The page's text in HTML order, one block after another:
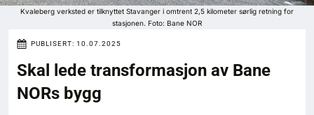
Bygg
Arkitektur
Bærekraft
Kvaleberg verksted er tilknyttet Stavanger i omtrent 2,5 kilometer sørlig retning for
stasjonen. Foto: Bane NOR
PUBLISERT: 10.07.2025
Skal lede transformasjon av Bane
NORs bygg